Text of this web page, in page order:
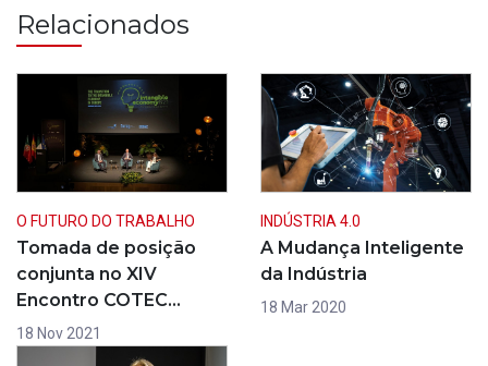
Relacionados
O FUTURO DO TRABALHO
Tomada de posição
conjunta no XIV
Encontro COTEC…
18 Nov 2021
INDÚSTRIA 4.0
A Mudança Inteligente
da Indústria
18 Mar 2020